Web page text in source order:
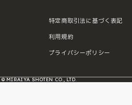
特定商取引法に基づく表記
利用規約
プライバシーポリシー
© MIRAIYA SHOTEN CO., LTD.